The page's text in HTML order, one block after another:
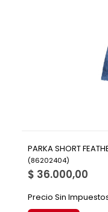
PARKA SHORT
(86202404)
$ 36.000,00
Precio Sin